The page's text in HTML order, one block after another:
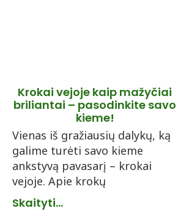
Krokai vejoje kaip mažyčiai
briliantai – pasodinkite savo
kieme!
Vienas iš gražiausių dalykų, ką
galime turėti savo kieme
ankstyvą pavasarį – krokai
vejoje. Apie krokų
Skaityti...